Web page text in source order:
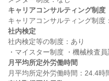
キャリアコンサルティング制度
社内検定
社内検定等の制度：あり
月平均所定外労働時間